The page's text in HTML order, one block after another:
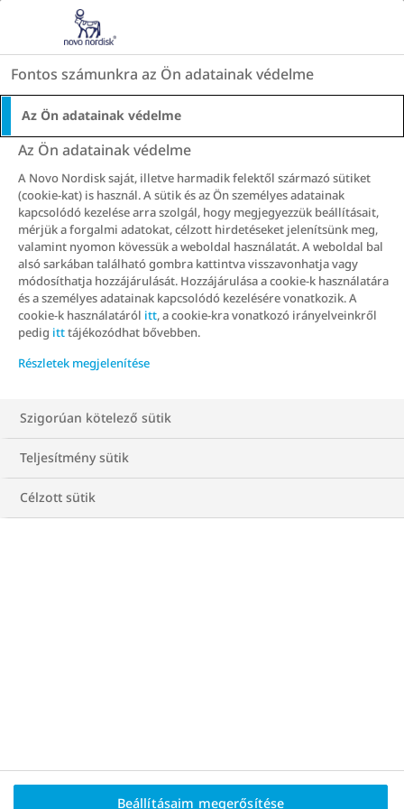
Go to the page content
Sajnáljuk! Ez az oldal nem található
Vissza a kezdőlapra
HU25PA00100
Fontos számunkra az Ön adatainak védelme
Az Ön adatainak védelme
Az Ön adatainak védelme
A Novo Nordisk saját, illetve harmadik felektől származó sütiket
(cookie-kat) is használ. A sütik és az Ön személyes adatainak
kapcsolódó kezelése arra szolgál, hogy megjegyezzük beállításait,
mérjük a forgalmi adatokat, célzott hirdetéseket jelenítsünk meg,
valamint nyomon kövessük a weboldal használatát. A weboldal bal
alsó sarkában található gombra kattintva visszavonhatja vagy
módosíthatja hozzájárulását. Hozzájárulása a cookie-k használatára
és a személyes adatainak kapcsolódó kezelésére vonatkozik. A
cookie-k használatáról itt, a cookie-kra vonatkozó irányelveinkről
pedig itttájékozódhat bővebben.
Részletek megjelenítése
Szigorúan kötelező sütik
Teljesítmény sütik
Célzott sütik
Beállításaim megerősítése